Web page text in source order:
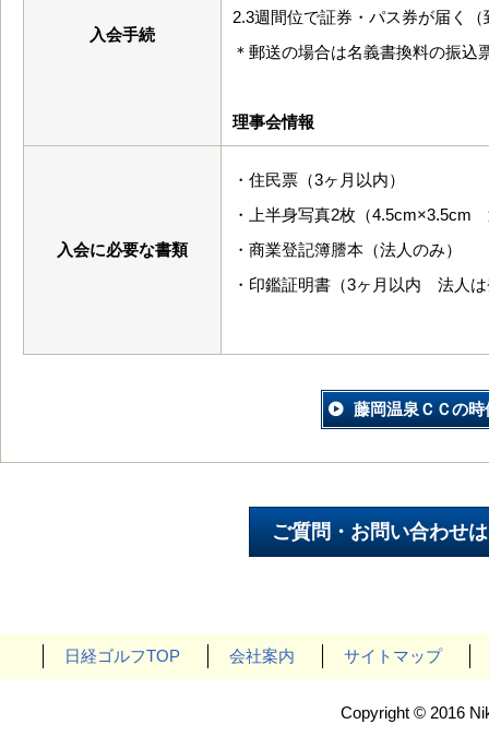
入会手続
2.3週間位で証券・パス券が届く
＊郵送の場合は名義書換料の振込
理事会情報
入会に必要な書類
・住民票（3ヶ月以内）
・上半身写真2枚（4.5cm×3.5cm
・商業登記簿謄本（法人のみ）
・印鑑証明書（3ヶ月以内 法人
藤岡温泉ＣＣの時
日経ゴルフTOP 会社案内 サイトマップ
Copyright © 2016